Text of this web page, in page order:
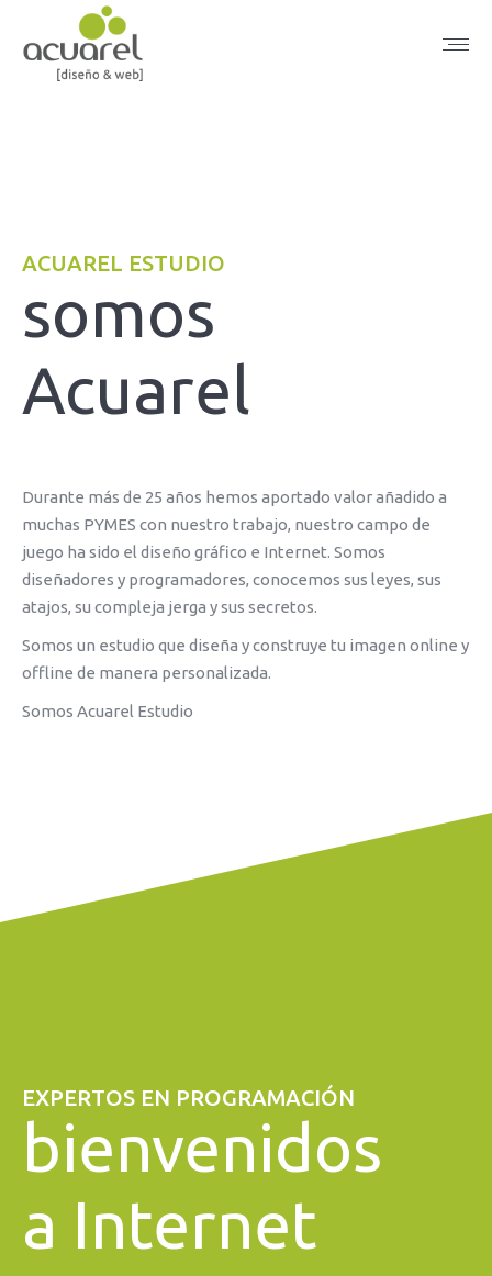
ACUAREL ESTUDIO
somos
Acuarel
Durante más de 25 años hemos aportado valor añadido a
muchas PYMES con nuestro trabajo, nuestro campo de
juego ha sido el diseño gráfico e Internet. Somos
diseñadores y programadores, conocemos sus leyes, sus
atajos, su compleja jerga y sus secretos.
Somos un estudio que diseña y construye tu imagen online y
offline de manera personalizada.
Somos Acuarel Estudio
EXPERTOS EN PROGRAMACIÓN
bienvenidos
a Internet